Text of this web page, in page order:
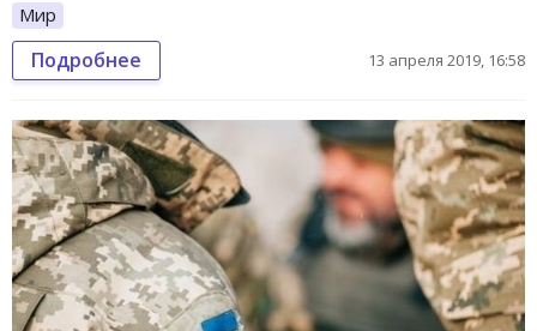
Мир
Подробнее 13 апреля 2019, 16:58